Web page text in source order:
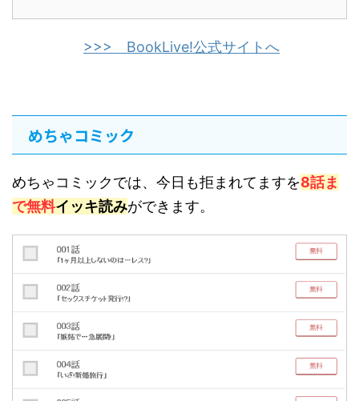
>>> BookLive!公式サイトへ
めちゃコミック
めちゃコミックでは、今日も拒まれてますを8話ま
で無料イッキ読みができます。